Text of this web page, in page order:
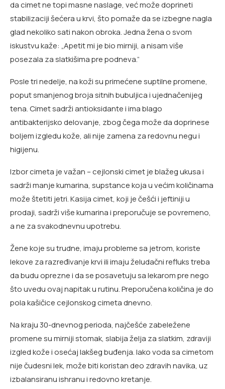
da cimet ne topi masne naslage, već može doprineti
stabilizaciji šećera u krvi, što pomaže da se izbegne nagla
glad nekoliko sati nakon obroka. Jedna žena o svom
iskustvu kaže: „Apetit mi je bio mirniji, a nisam više
posezala za slatkišima pre podneva.”
Posle tri nedelje, na koži su primećene suptilne promene,
poput smanjenog broja sitnih bubuljica i ujednačenijeg
tena. Cimet sadrži antioksidante i ima blago
antibakterijsko delovanje, zbog čega može da doprinese
boljem izgledu kože, ali nije zamena za redovnu negu i
higijenu.
Izbor cimeta je važan – cejlonski cimet je blažeg ukusa i
sadrži manje kumarina, supstance koja u većim količinama
može štetiti jetri. Kasija cimet, koji je češći i jeftiniji u
prodaji, sadrži više kumarina i preporučuje se povremeno,
a ne za svakodnevnu upotrebu.
Žene koje su trudne, imaju probleme sa jetrom, koriste
lekove za razređivanje krvi ili imaju želudačni refluks treba
da budu oprezne i da se posavetuju sa lekarom pre nego
što uvedu ovaj napitak u rutinu. Preporučena količina je do
pola kašičice cejlonskog cimeta dnevno.
Na kraju 30-dnevnog perioda, najčešće zabeležene
promene su mirniji stomak, slabija želja za slatkim, zdraviji
izgled kože i osećaj lakšeg buđenja. Iako voda sa cimetom
nije čudesni lek, može biti koristan deo zdravih navika, uz
izbalansiranu ishranu i redovno kretanje.